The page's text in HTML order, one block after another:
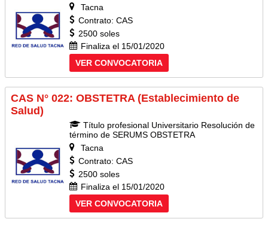
Tacna
Contrato: CAS
2500 soles
Finaliza el 15/01/2020
VER CONVOCATORIA
CAS N° 022: OBSTETRA (Establecimiento de
Salud)
Título profesional Universitario Resolución de
término de SERUMS OBSTETRA
Tacna
Contrato: CAS
2500 soles
Finaliza el 15/01/2020
VER CONVOCATORIA